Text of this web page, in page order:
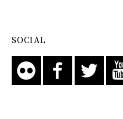
SOCIAL